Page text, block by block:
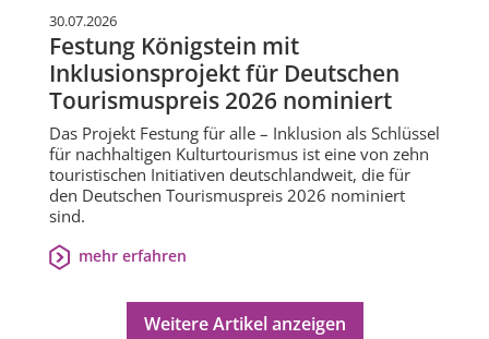
30.07.2026
Festung Königstein mit
Inklusionsprojekt für Deutschen
Tourismuspreis 2026 nominiert
Das Projekt Festung für alle – Inklusion als Schlüssel
für nachhaltigen Kulturtourismus ist eine von zehn
touristischen Initiativen deutschlandweit, die für
den Deutschen Tourismuspreis 2026 nominiert
sind.
mehr erfahren
Weitere Artikel anzeigen